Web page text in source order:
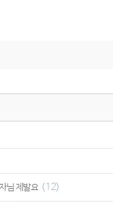
님 제발요 (12)